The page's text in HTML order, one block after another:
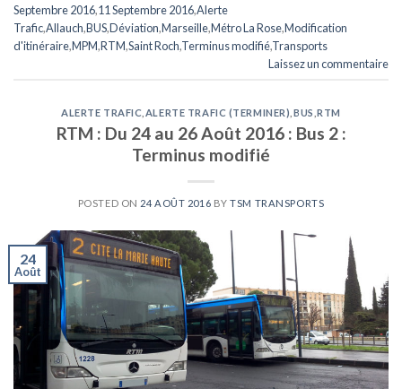
Septembre 2016,11 Septembre 2016,Alerte
Trafic,Allauch,BUS,Déviation,Marseille,Métro La Rose,Modification
d'itinéraire,MPM,RTM,Saint Roch,Terminus modifié,Transports
Laissez un commentaire
ALERTE TRAFIC ALERTE TRAFIC (TERMINER) BUS ,RTM
RTM : Du 24 au 26 Août 2016 : Bus 2 :
Terminus modifié
POSTED ON 24 AOÛT 2016 BYTSM TRANSPORTS
24
Août